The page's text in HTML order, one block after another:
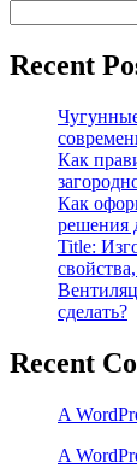
Recent
Как
Как
решения
Title:
сделать?
Recent
A
A